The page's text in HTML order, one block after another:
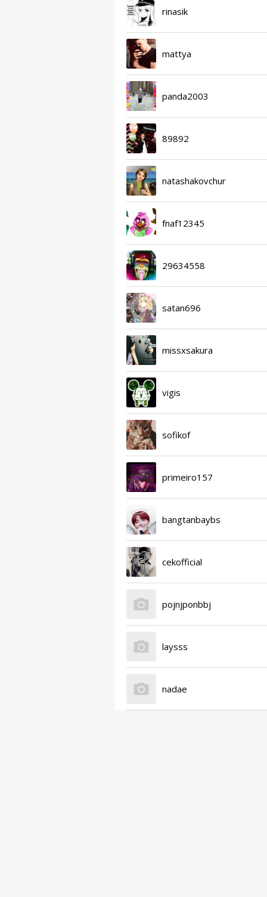
rinasik
mattya
panda2003
89892
natashakovchur
fnaf12345
29634558
satan696
missxsakura
vigis
sofikof
primeiro157
bangtanbaybs
cekofficial
pojnjponbbj
laysss
nadae